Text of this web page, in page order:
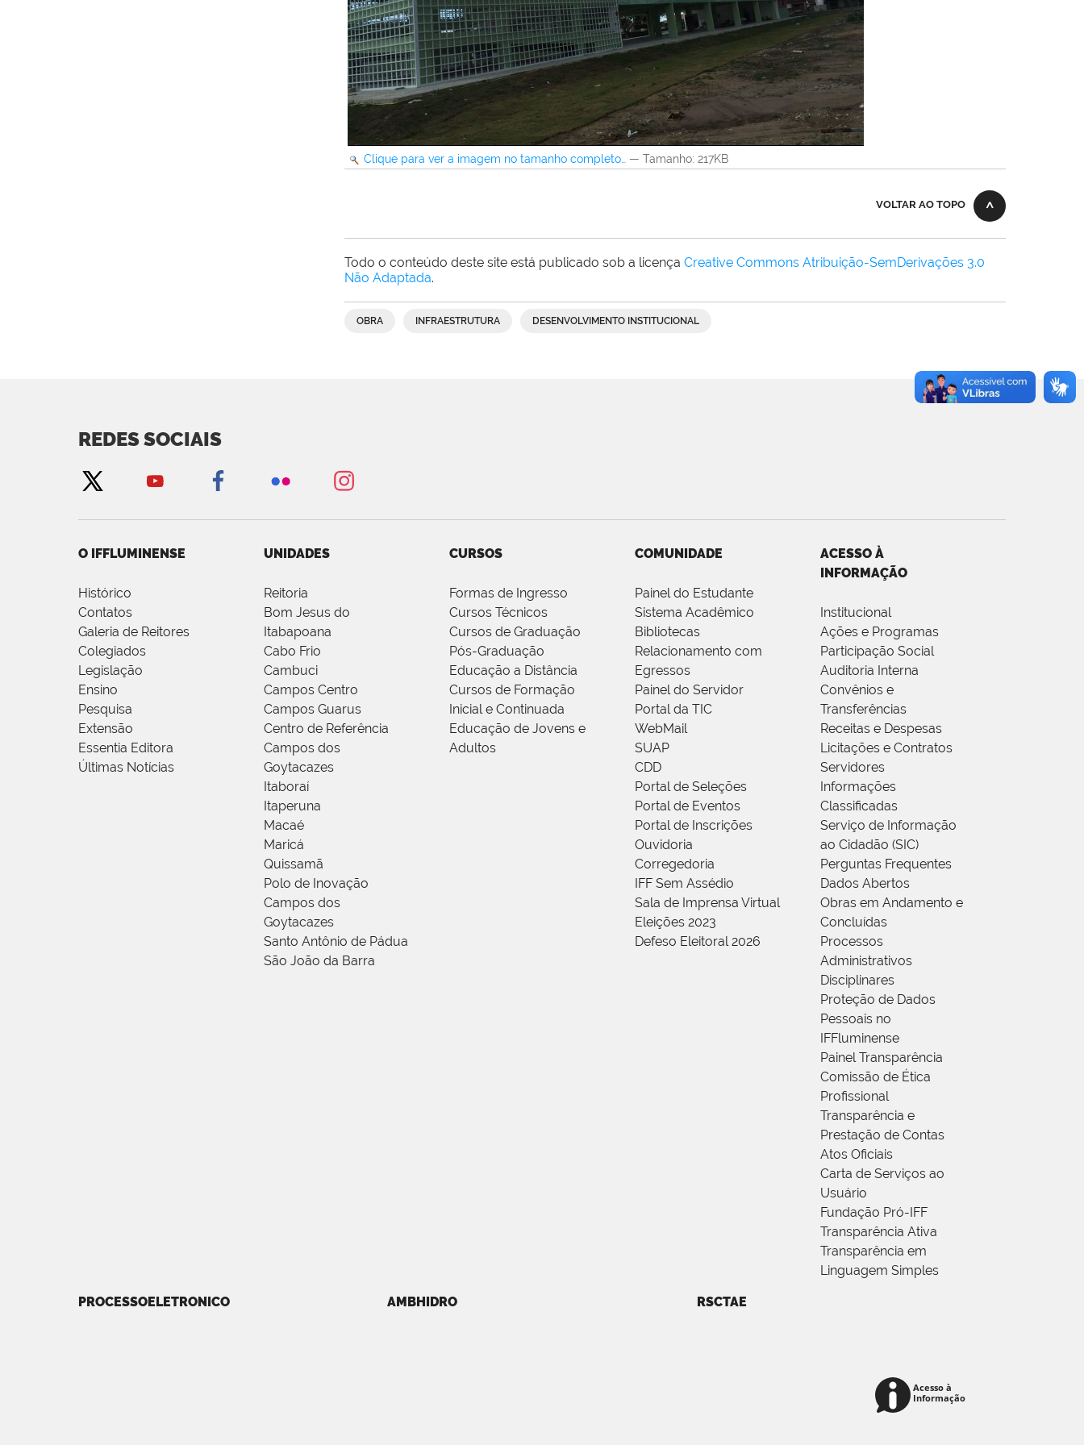
Clique para ver a imagem no tamanho completo… — Tamanho: 217KB
VOLTAR AO TOPO
Todo o conteúdo deste site está publicado sob a licença Creative Commons Atribuição-SemDerivações 3.0
Não Adaptada.
OBRA INFRAESTRUTURA DESENVOLVIMENTO INSTITUCIONAL
REDES SOCIAIS
O IFFLUMINENSE
Histórico
Contatos
Galeria de Reitores
Colegiados
Legislação
Ensino
Pesquisa
Extensão
Essentia Editora
Últimas Notícias
UNIDADES
Reitoria
Bom Jesus do
Itabapoana
Cabo Frio
Cambuci
Campos Centro
Campos Guarus
Centro de Referência
Campos dos
Goytacazes
Itaboraí
Itaperuna
Macaé
Maricá
Quissamã
Polo de Inovação
Campos dos
Goytacazes
Santo Antônio de Pádua
São João da Barra
CURSOS
Formas de Ingresso
Cursos Técnicos
Cursos de Graduação
Pós-Graduação
Educação a Distância
Cursos de Formação
Inicial e Continuada
Educação de Jovens e
Adultos
COMUNIDADE
Painel do Estudante
Sistema Acadêmico
Bibliotecas
Relacionamento com
Egressos
Painel do Servidor
Portal da TIC
WebMail
SUAP
CDD
Portal de Seleções
Portal de Eventos
Portal de Inscrições
Ouvidoria
Corregedoria
IFF Sem Assédio
Sala de Imprensa Virtual
Eleições 2023
Defeso Eleitoral 2026
ACESSO À
INFORMAÇÃO
Institucional
Ações e Programas
Participação Social
Auditoria Interna
Convênios e
Transferências
Receitas e Despesas
Licitações e Contratos
Servidores
Informações
Classificadas
Serviço de Informação
ao Cidadão (SIC)
Perguntas Frequentes
Dados Abertos
Obras em Andamento e
Concluídas
Processos
Administrativos
Disciplinares
Proteção de Dados
Pessoais no
IFFluminense
Painel Transparência
Comissão de Ética
Profissional
Transparência e
Prestação de Contas
Atos Oficiais
Carta de Serviços ao
Usuário
Fundação Pró-IFF
Transparência Ativa
Transparência em
Linguagem Simples
PROCESSOELETRONICO AMBHIDRO RSCTAE